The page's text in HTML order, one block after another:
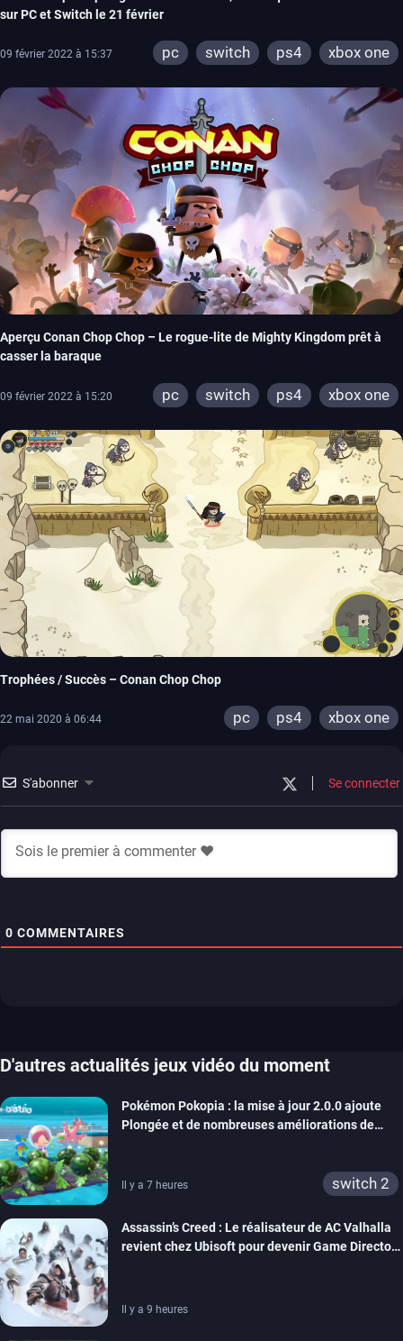
sur PC et Switch le 21 février
09 février 2022 à 15:37 pc switch ps4 xbox one
Aperçu Conan Chop Chop – Le rogue-lite de Mighty Kingdom prêt à
casser la baraque
09 février 2022 à 15:20 pc switch ps4 xbox one
Trophées / Succès – Conan Chop Chop
22 mai 2020 à 06:44 pc ps4 xbox one
S'abonner Se connecter
0 COMMENTAIRES
D'autres actualités jeux vidéo du moment
Pokémon Pokopia : la mise à jour 2.0.0 ajoute
Plongée et de nombreuses améliorations de
Il y a 7 heures switch 2
Assassin’s Creed : Le réalisateur de AC Valhalla
revient chez Ubisoft pour devenir Game Director
Il y a 9 heures